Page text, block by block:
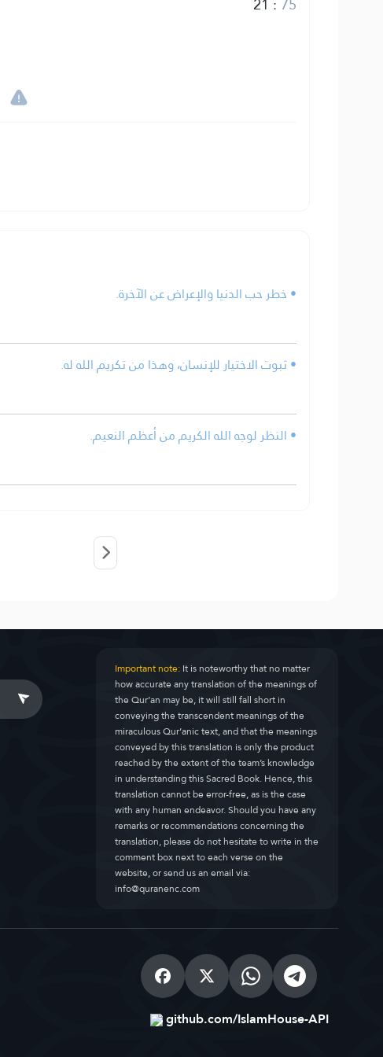
• خطر حب الدنيا والإعراض عن الآخرة.
• ثبوت الاختيار للإنسان، وهذا من تكريم الله له.
• النظر لوجه الله الكريم من أعظم النعيم.
Important note:It is noteworthy that no matter
how accurate any translation of the meanings of
the Qur’an may be, it will still fall short in
conveying the transcendent meanings of the
miraculous Qur’anic text, and that the meanings
conveyed by this translation is only the product
reached by the extent of the team’s knowledge
in understanding this Sacred Book. Hence, this
translation cannot be error-free, as is the case
with any human endeavor. Should you have any
remarks or recommendations concerning the
translation, please do not hesitate to write in the
comment box next to each verse on the
website, or send us an email via:
info@quranenc.com
github.com/IslamHouse-API